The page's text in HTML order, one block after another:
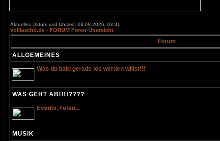
Aktuelles Datum und Uhrzeit: 08.08.2026, 03:31
volllaschd.de - FORUM Foren-Übersicht
Forum
ALLGEMEINES
Was du hald gerade los werden willst!!!
WAS GEHT AB!!!!????
Events, Feten...
MUSIK